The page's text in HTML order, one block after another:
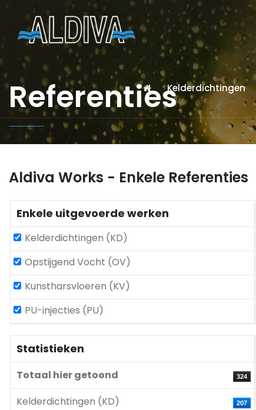
Kelderdichtingen
Referenties
Aldiva Works - Enkele Referenties
Enkele uitgevoerde werken
Kelderdichtingen (KD)
Opstijgend Vocht (OV)
Kunstharsvloeren (KV)
PU-injecties (PU)
Statistieken
Totaal hier getoond 324
Kelderdichtingen (KD) 207